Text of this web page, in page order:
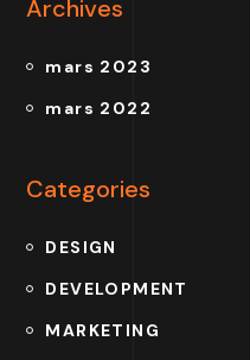
Archives
mars 2023
mars 2022
Categories
DESIGN
DEVELOPMENT
MARKETING